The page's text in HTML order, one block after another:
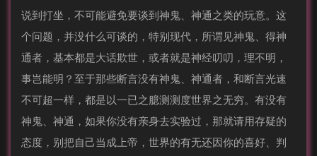
说到打坐，不可能避免要谈到神鬼、神通之类的玩意。这
个问题，并没什么可谈的，特别现代，所谓见神鬼、得神
通者，基本都是大话欺世，或者就是神经叨叨，理不明，
事岂能明？至于那些断言没有神鬼、神通者，和断言光速
不可超一样，都是以一已之臆测测度世界之无穷。有没有
神鬼、神通，如果你没有亲身去实验过，那就请用存疑的
态度，别把自己当成上帝，世界的有无还因你的喜好、判